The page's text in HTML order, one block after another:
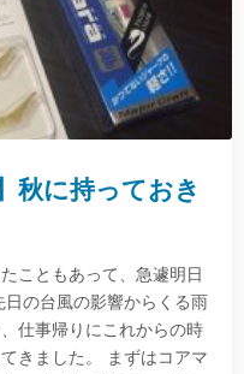
秋に持っておき
こともあって、急遽明日
の台風の影響からくる雨
仕事帰りにこれからの時
きました。 まずはコアマ